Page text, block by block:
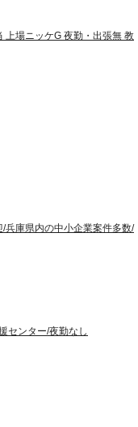
上場ニッケG 夜勤・出張無 教
兵庫県内の中小企業案件多数/
センター/夜勤なし